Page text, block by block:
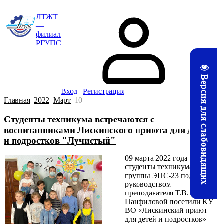
Версия для слабовидящих
ЛТЖТ
—
филиал
РГУПС
Вход | Регистрация
Главная 2022 Март 10
Студенты техникума встречаются с
воспитанниками Лискинского приюта для детей
и подростков "Лучистый"
09 марта 2022 года
студенты техникума
группы ЭПС-23 под
руководством
преподавателя Т.В.
Панфиловой посетили КУ
ВО «Лискинский приют
для детей и подростков»